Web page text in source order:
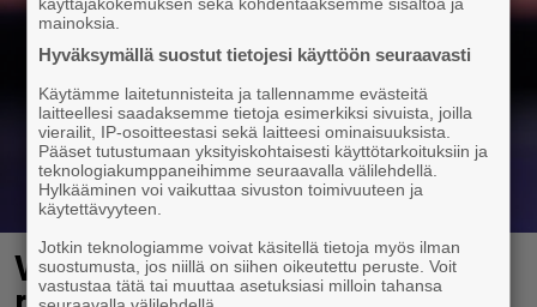
Vappu Pimiä sai huonoa palvelua
mainoksia.
Hyväksymällä suostut tietojesi käyttöön seuraavasti
Käytämme laitetunnisteita ja tallennamme evästeitä
laitteellesi saadaksemme tietoja esimerkiksi sivuista, joilla
vierailit, IP-osoitteestasi sekä laitteesi ominaisuuksista.
Pääset tutustumaan yksityiskohtaisesti käyttötarkoituksiin ja
teknologiakumppaneihimme seuraavalla välilehdellä.
Hylkääminen voi vaikuttaa sivuston toimivuuteen ja
käytettävyyteen.
Jotkin teknologiamme voivat käsitellä tietoja myös ilman
suostumusta, jos niillä on siihen oikeutettu peruste. Voit
vastustaa tätä tai muuttaa asetuksiasi milloin tahansa